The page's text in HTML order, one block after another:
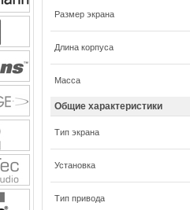
Размер экрана
Длина корпуса
Масса
Общие характеристики
Тип экрана
Установка
Тип привода